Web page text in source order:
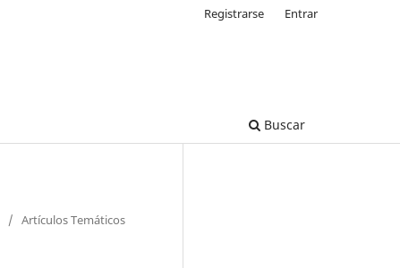
Buscar
Registrarse Entrar
/ Artículos Temáticos